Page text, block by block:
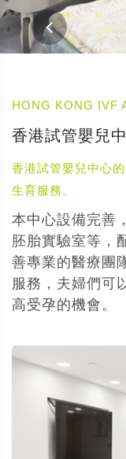
HONG KONG IVF
香港試管嬰兒
香港試管嬰兒中心
生育服務。
本中心設備完善
胚胎實驗室等，
善專業的醫療團
服務，夫婦們可
高受孕的機會。